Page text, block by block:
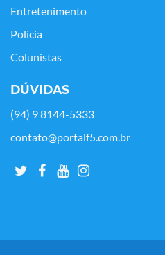
Entretenimento
Polícia
Colunistas
DÚVIDAS
(94) 9 8144-5333
contato@portalf5.com.br